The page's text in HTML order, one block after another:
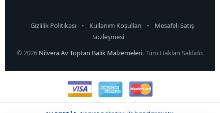
Gizlilik Politikası • Kullanım Koşulları •
Mesafeli Satış
Sözleşmesi
© 2026 Nilvera Av Toptan Balık Malzemeleri. Tüm Hakları Saklıdır.